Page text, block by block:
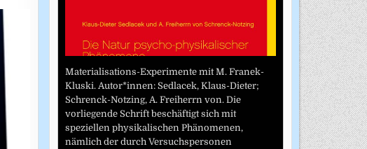
Materialisations-Experimente mit M. Franek-
Kluski. Autor*innen: Sedlacek, Klaus-Dieter;
Schrenck-Notzing, A. Freiherrn von. Die
vorliegende Schrift beschäftigt sich mit
speziellen physikalischen Phänomenen,
nämlich der durch Versuchspersonen